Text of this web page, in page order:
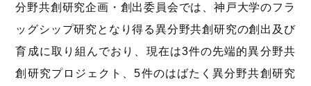
分野共創研究企画・創出委員会では、神戸大学のフラ
ッグシップ研究となり得る異分野共創研究の創出及び
育成に取り組んでおり、現在は3件の先端的異分野共
創研究プロジェクト、5件のはばたく異分野共創研究